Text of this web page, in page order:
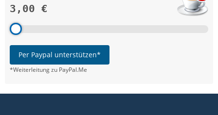
3,00 €
Per Paypal unterstützen*
*Weiterleitung zu PayPal.Me